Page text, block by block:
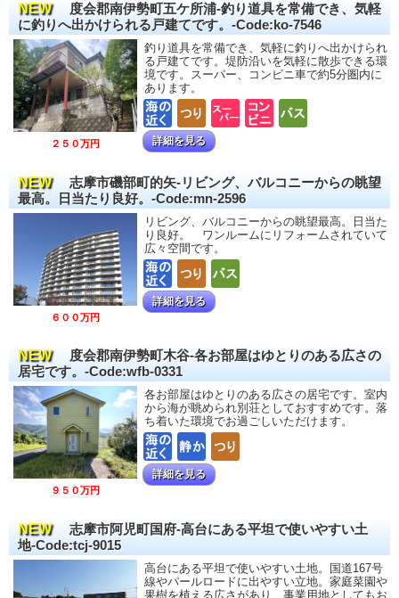
NEW
度会郡南伊勢町五ケ所浦-釣り道具を常備でき、気軽
に釣りへ出かけられる戸建てです。-Code:ko-7546
２５０万円
釣り道具を常備でき、気軽に釣りへ出かけられ
る戸建てです。堤防沿いを気軽に散歩できる環
境です。スーパー、コンビニ車で約5分圏内に
あります。
詳細を見る
NEW
志摩市磯部町的矢-リビング、バルコニーからの眺望
最高。日当たり良好。-Code:mn-2596
６００万円
リビング、バルコニーからの眺望最高。日当た
り良好。 ワンルームにリフォームされていて
広々空間です。
詳細を見る
NEW
度会郡南伊勢町木谷-各お部屋はゆとりのある広さの
居宅です。-Code:wfb-0331
９５０万円
各お部屋はゆとりのある広さの居宅です。室内
から海が眺められ別荘としておすすめです。落
ち着いた環境でお過ごしいただけます。
詳細を見る
NEW
志摩市阿児町国府-高台にある平坦で使いやすい土
地-Code:tcj-9015
高台にある平坦で使いやすい土地。国道167号
線やパールロードに出やすい立地。家庭菜園や
果樹を植える広さがあり、事業用地としてもお